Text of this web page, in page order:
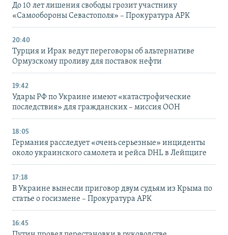
До 10 лет лишения свободы грозит участнику
«Самообороны Севастополя» – Прокуратура АРК
20:40
Турция и Ирак ведут переговоры об альтернативе
Ормузскому проливу для поставок нефти
19:42
Удары РФ по Украине имеют «катастрофические
последствия» для гражданских – миссия ООН
18:05
Германия расследует «очень серьезные» инциденты
около украинского самолета и рейса DHL в Лейпциге
17:18
В Украине вынесли приговор двум судьям из Крыма по
статье о госизмене – Прокуратура АРК
16:45